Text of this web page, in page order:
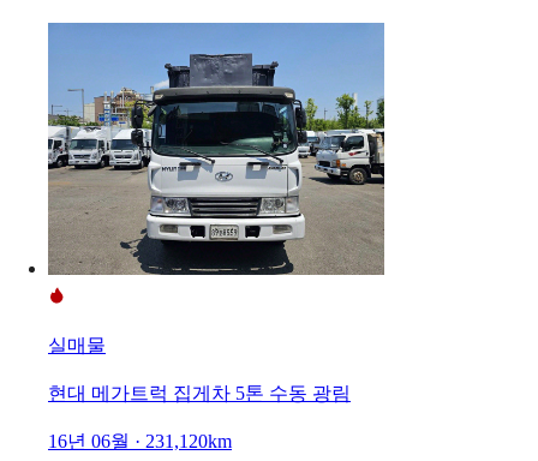
실매물
현대 메가트럭 집게차 5톤 수동 광림
16년 06월 · 231,120km